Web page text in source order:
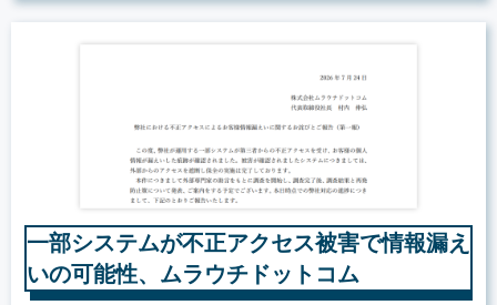
一部システムが不正アクセス被害で情報漏え
いの可能性、ムラウチドットコム